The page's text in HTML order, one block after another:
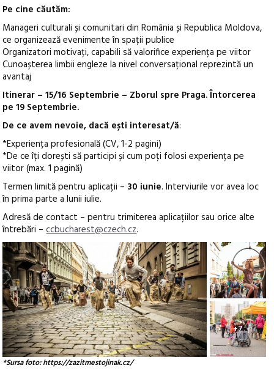
Pe cine căutăm:
Manageri culturali și comunitari din România și Republica Moldova,
ce organizează evenimente în spații publice
Organizatori motivați, capabili să valorifice experiența pe viitor
Cunoașterea limbii engleze la nivel conversațional reprezintă un
avantaj
Itinerar – 15/16 Septembrie – Zborul spre Praga. Întorcerea
pe 19 Septembrie.
De ce avem nevoie, dacă ești interesat/ă:
*Experiența profesională (CV, 1-2 pagini)
*De ce îți dorești să participi și cum poți folosi experiența pe
viitor (max. 1 pagină)
Termen limită pentru aplicații – 30 iunie. Interviurile vor avea loc
în prima parte a lunii iulie.
Adresă de contact – pentru trimiterea aplicațiilor sau orice alte
întrebări –ccbucharest@czech.cz.
+7
*Sursa foto: https://zazitmestojinak.cz/